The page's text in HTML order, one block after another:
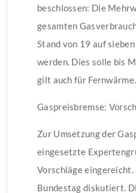
beschlossen: Die
gesamten
Stand von 19 auf
werden. Dies solle bis
gilt auch für Fernwärme.
Gaspreisbremse:
Zur Umsetzung der
eingesetzte
Vorschläge
Bundestag diskutiert.